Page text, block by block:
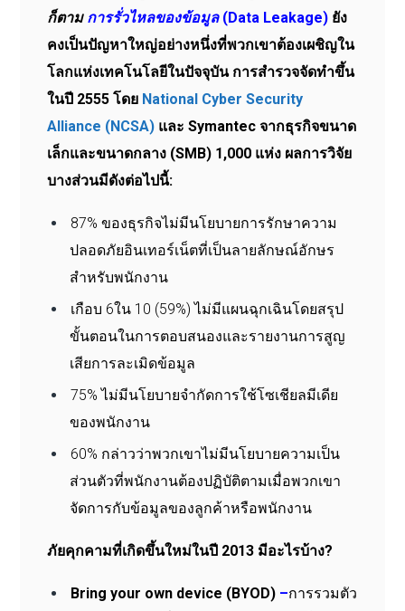
ก็ตาม การรั่วไหลของข้อมูล(Data Leakage) ยัง
คงเป็นปัญหาใหญ่อย่างหนึ่งที่พวกเขาต้องเผชิญใน
โลกแห่งเทคโนโลยีในปัจจุบัน การสำรวจจัดทำขึ้น
ในปี 2555 โดย National Cyber ​​Security
Alliance (NCSA) และ Symantec จากธุรกิจขนาด
เล็กและขนาดกลาง (SMB) 1,000 แห่ง ผลการวิจัย
บางส่วนมีดังต่อไปนี้:
87% ของธุรกิจไม่มีนโยบายการรักษาความ
ปลอดภัยอินเทอร์เน็ตที่เป็นลายลักษณ์อักษร
สำหรับพนักงาน
เกือบ 6ใน 10 (59%) ไม่มีแผนฉุกเฉินโดยสรุป
ขั้นตอนในการตอบสนองและรายงานการสูญ
เสียการละเมิดข้อมูล
75% ไม่มีนโยบายจำกัดการใช้โซเชียลมีเดีย
ของพนักงาน
60% กล่าวว่าพวกเขาไม่มีนโยบายความเป็น
ส่วนตัวที่พนักงานต้องปฏิบัติตามเมื่อพวกเขา
จัดการกับข้อมูลของลูกค้าหรือพนักงาน
ภัยคุกคามที่เกิดขึ้นใหม่ในปี 2013 มีอะไรบ้าง?
Bring your own device (BYOD) –การรวมตัว